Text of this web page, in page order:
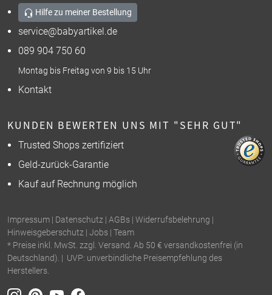
Hilfe zu meiner Bestellung
service@babyartikel.de
089 904 750 60
Montag bis Freitag von 9 bis 15 Uhr
Kontakt
KUNDEN BEWERTEN UNS MIT "SEHR GUT"
Trusted Shops zertifiziert
Geld-zurück-Garantie
Kauf auf Rechnung möglich
Impressum Datenschutz AGBs Widerrufsbelehrung
Hinweisgeberschutz Jobs Team
* Preise inkl. MwSt. zzgl. Versand. Ab 50 € versandkostenfrei (in
Deutschland). | UVP: unverbindliche Preisempfehlung des
Herstellers.